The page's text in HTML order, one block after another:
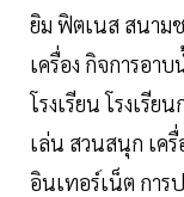
ยิม ฟิตเนส สนาม
เครื่อง กิจการอา
โรงเรียน โรงเรี
เล่น สวนสนุก เครื่
อินเทอร์เน็ต การ